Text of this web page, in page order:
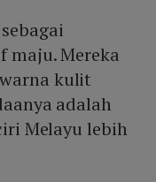
maju. Mereka
kulit
adalah
Melayu lebih